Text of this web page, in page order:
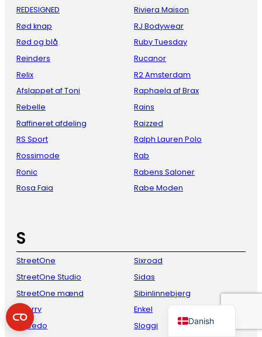
REDESIGNED
Rød knap
Rød og blå
Reinders
Relix
Afslappet af Toni
Rebelle
Raffineret afdeling
RS Sport
Rossimode
Ronic
Rosa Faia
Riviera Maison
RJ Bodywear
Ruby Tuesday
Rucanor
R2 Amsterdam
Raphaela af Brax
Rains
Raizzed
Ralph Lauren Polo
Rab
Rabens Saloner
Rabe Moden
S
StreetOne
StreetOne Studio
StreetOne mænd
Sperry
Speedo
Sixroad
Sidas
Sibinlinnebjerg
Enkel
Sloggi
Danish